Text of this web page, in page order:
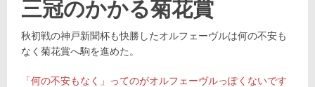
三冠のかかる菊花賞
秋初戦の神戸新聞杯も快勝したオルフェーヴルは何の不安も
なく菊花賞へ駒を進めた。
「何の不安もなく」ってのがオルフェーヴルっぽくないです